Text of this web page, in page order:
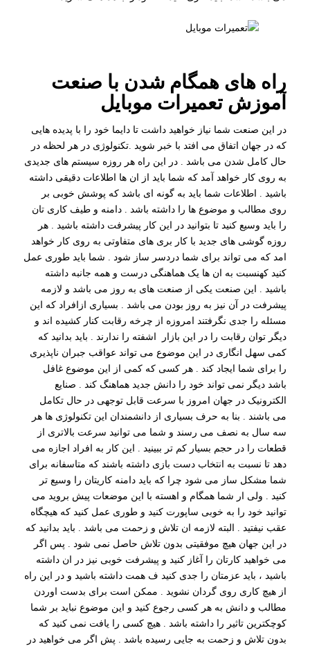
راه های همگام شدن با صنعت
آموزش تعمیرات موبایل
در این صنعت شما نیاز خواهید داشت تا دایما خود را با پدیده هایی
که در جهان اتفاق می افتد با خبر شوید .تکنولوژی در هر لحظه در
حال کامل شدن می باشد . در این راه هر روزه سیستم های جدیدی
به روی کار خواهد آمد که شما باید از ان ها اطلاعات دقیقی داشته
باشید . اطلاعات شما باید به گونه ای باشد که پوشش خوبی بر
روی مطالب و موضوع ها را داشته باشد . دامنه و طیف کاری تان
را باید وسیع کنید تا بتوانید در این کار پیشرفت داشته باشید . هر
روزه گوشی های جدید با کار بری های متفاوتی به روی کار خواهد
امد که می تواند برای شما دردسر ساز شود . شما باید طوری عمل
کنید کهنسبت به ان ها یک هماهنگی درست و همه جانبه داشته
باشید . این صنعت یکی از صنعت های به روز می باشد و لازمه
پیشرفت در آن نیز به روز بودن می باشد . بسیاری ازافراد که این
مسئله را جدی نگرفتند امروزه از چرخه رقابت کنار کشیده اند و
دیگر توان رقابت را در این بازار اشفته را ندارند . باید بدانید که
کمی سهل انگاری در این موضوع می تواند عواقب جبران ناپذیری
را برای شما ایجاد کند . هر کسی که کمی از این موضوع غافل
باشد دیگر نمی تواند خود را دانش جدید هماهنگ کند . صنایع
الکترونیک در جهان امروز با سرعت قابل توجهی در حال تکامل
می باشند . بنا به حرف بسیاری از دانشمندان این تکنولوژی ها هر
سه سال به نصف می رسند و شما می توانید سرعت بالاتری از
قطعات را در حجم بسیار کم تر ببینید . این کار به افراد اجازه می
دهد تا نسبت به انتخاب دست بازی داشته باشند که متاسفانه برای
شما مشکل ساز می شود چرا که باید دامنه کاریتان را وسیع تر
کنید . ولی ار شما همگام و اهسته با این موضعات پیش بروید می
توانید خود را به خوبی ساپورت کنید و طوری عمل کنید که هیچگاه
عقب نیفتید . البته لازمه ان تلاش و زحمت می باشد . باید بدانید که
در این جهان هیچ موفقیتی بدون تلاش حاصل نمی شود . پس اگر
می خواهید کارتان را آغاز کنید و پیشرفت خوبی نیز در ان داشته
باشید ، باید عزمتان را جدی کنید ف همت داشته باشید و در این راه
از هیچ کاری روی گردان نشوید . ممکن است برای بدست اوردن
مطالب و دانش به هر کسی رجوع کنید و این موضوع نباید بر شما
کوچکترین تاثیر را داشته باشد . هیچ کسی را یافت نمی کنید که
بدون تلاش و زحمت به جایی رسیده باشد . پش اگر می خواهید در